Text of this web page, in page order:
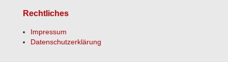
Rechtliches
Impressum
Datenschutzerklärung